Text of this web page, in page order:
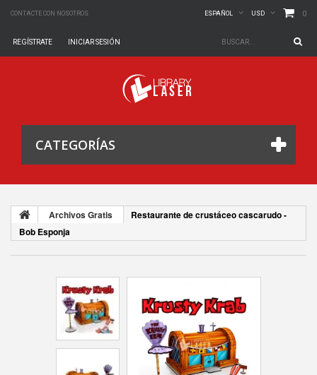
CONTACTE CON NOSOTROS 0
USD
ESPAÑOL
INICIAR SESIÓN
REGÍSTRATE
CATEGORÍAS
Archivos Gratis
Restaurante de crustáceo cascarudo -
Bob Esponja